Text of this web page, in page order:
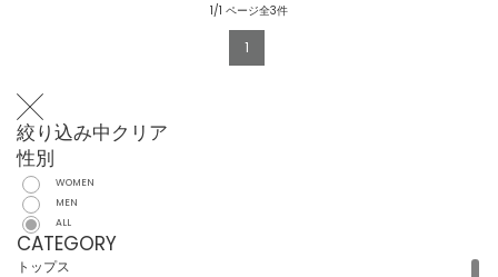
1/1 ページ全3件
1
絞り込み中クリア
性別
WOMEN
MEN
ALL
CATEGORY
トップス